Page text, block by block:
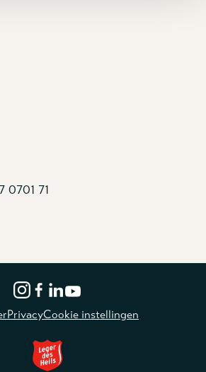
0701 71
PrivacyCookie instellingen